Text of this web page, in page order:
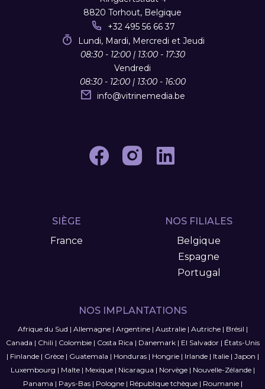
8820 Torhout, Belgique
+32 495 56 66 37
Lundi, Mardi, Mercredi et Jeudi
08:30 - 12:00 | 13:00 - 17:30
Vendredi
08:30 - 12:00 | 13:00 - 16:00
info@vitrinemedia.be
SIÈGE
France
NOS FILIALES
Belgique
Espagne
Portugal
NOS IMPLANTATIONS
Afrique du Sud | Allemagne| Argentine| Australie| Autriche| Brésil |
Canada | Chili | Colombie| Costa Rica | Danemark| El Salvador| États-Unis
| Finlande| Grèce| Guatemala | Honduras| Hongrie| Irlande| Italie| Japon |
Luxembourg | Malte| Mexique| Nicaragua | Norvège| Nouvelle-Zélande|
Panama | Pays-Bas| Pologne| République tchèque| Roumanie|